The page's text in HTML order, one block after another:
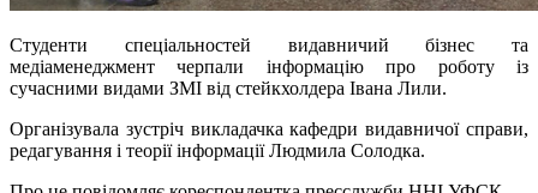
Студенти спеціальностей видавничий бізнес та
медіаменеджмент черпали інформацію про роботу із
сучасними видами ЗМІ від стейкхолдера Івана Лили.
Організувала зустріч викладачка кафедри видавничої справи,
редагування і теорії інформації Людмила Солодка.